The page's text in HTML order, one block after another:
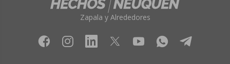
Zapala y Alrededores